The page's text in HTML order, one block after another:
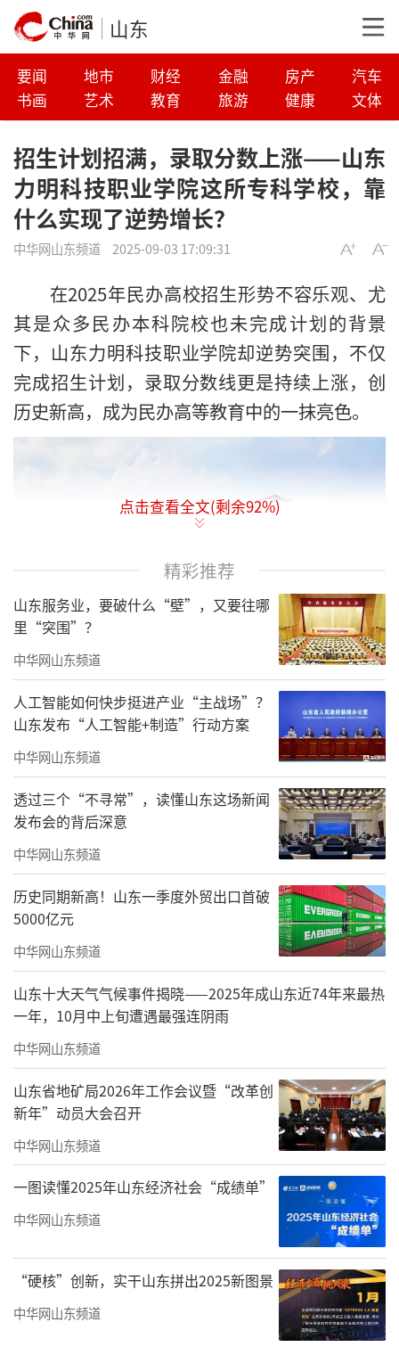
山东
要闻 地市 财经 金融 房产
汽车
书画
艺术 教育 旅游 健康 文体
招生计划招满，录取分数上涨——山东
力明科技职业学院这所专科学校，靠
什么实现了逆势增长？
中华网山东频道 2025-09-03 17:09:31
在2025年民办高校招生形势不容乐观、尤
其是众多民办本科院校也未完成计划的背景
下，山东力明科技职业学院却逆势突围，不仅
完成招生计划，录取分数线更是持续上涨，创
历史新高，成为民办高等教育中的一抹亮色。
一、深耕中西医结合特色教育，打造王牌
专业集群
山东力明科技职业学院原山东中西医结合
大学，创办于1985年，是全国成立最早的民办
医学院校之一，创始人为父子俩。一位代表一
个时代中西医结合教育专家的学校创始人；一
位代表当今优秀退役军人成功创业的学校创始
人。一所历经70年，持续免费培训“赤脚医
生”，为农村医疗扶贫做出重要贡献的学校；
一所40年始终坚持中西医结合特色教育的民办
学校；一所已培养30余万名毕业生，服务祖国
医疗战线，助力乡村振兴的学校；一所传承红
色基因和思政教育为社会做出突出贡献、充满
大爱的学校。
学院坚持“专业化、特色化、差异化”发
展路径，紧密对接健康中国战略和区域医疗人
才需求。学院精心构建了以医学为主、多学科
协调发展的专业体系，开设中医学、口腔医
学、临床医学、护理、针灸推拿等五十余个专
业。
点击查看全文(剩余92%)
精彩推荐
山东服务业，要破什么“壁”，又要往哪
里“突围”？
中华网山东频道
人工智能如何快步挺进产业“主战场”？
山东发布“人工智能+制造”行动方案
中华网山东频道
透过三个“不寻常”，读懂山东这场新闻
发布会的背后深意
中华网山东频道
历史同期新高！山东一季度外贸出口首破
5000亿元
中华网山东频道
山东十大天气气候事件揭晓——2025年成山东近74年来最热
一年，10月中上旬遭遇最强连阴雨
中华网山东频道
山东省地矿局2026年工作会议暨“改革创
新年”动员大会召开
中华网山东频道
一图读懂2025年山东经济社会“成绩单”
中华网山东频道
“硬核”创新，实干山东拼出2025新图景
中华网山东频道